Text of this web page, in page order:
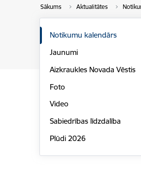
Sākums Aktualitātes
Notikumu kalendārs
Jaunumi
Aizkraukles Novada Vēstis
Foto
Video
Sabiedrības līdzdalība
Plūdi 2026